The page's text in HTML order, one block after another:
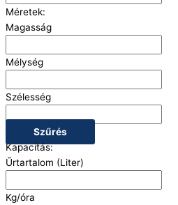
Méretek:
Magasság
Mélység
Szélesség
Szűrés
Kapacitás:
Űrtartalom (Liter)
Kg/óra